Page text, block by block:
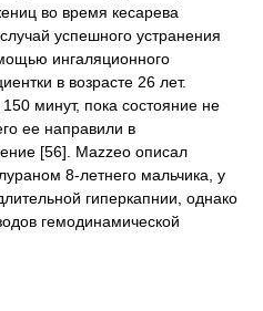
во время кесарева
успешного устранения
ингаляционного
в возрасте 26 лет.
минут, пока состояние не
ее направили в
[56]. Mazzeo описал
8-летнего мальчика, у
гиперкапнии, однако
гемодинамической